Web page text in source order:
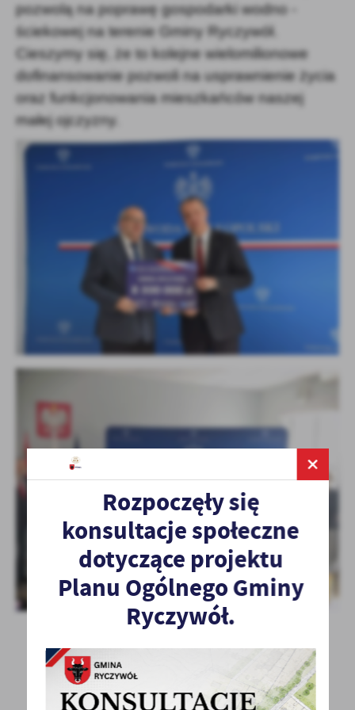
pozwolą na poprawę gospodarki wodno -
ściekowej na terenie Gminy Ryczywół.
Cieszymy się, że to kolejne wielomilionowe
dofinansowanie pozwoli na usprawnienie życia
oraz funkcjonowania mieszkańców naszej
małej ojczyzny.
Rozpoczęły się
konsultacje społeczne
dotyczące projektu
Planu Ogólnego Gminy
Ryczywół.